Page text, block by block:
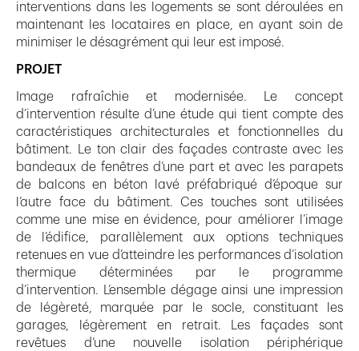
interventions dans les logements se sont déroulées en
maintenant les locataires en place, en ayant soin de
minimiser le désagrément qui leur est imposé.
PROJET
Image rafraîchie et modernisée. Le concept
d’intervention résulte d’une étude qui tient compte des
caractéristiques architecturales et fonctionnelles du
bâtiment. Le ton clair des façades contraste avec les
bandeaux de fenêtres d’une part et avec les parapets
de balcons en béton lavé préfabriqué d’époque sur
l’autre face du bâtiment. Ces touches sont utilisées
comme une mise en évidence, pour améliorer l’image
de l’édifice, parallèlement aux options techniques
retenues en vue d’atteindre les performances d’isolation
thermique déterminées par le programme
d’intervention. L’ensemble dégage ainsi une impression
de légèreté, marquée par le socle, constituant les
garages, légèrement en retrait. Les façades sont
revêtues d’une nouvelle isolation périphérique